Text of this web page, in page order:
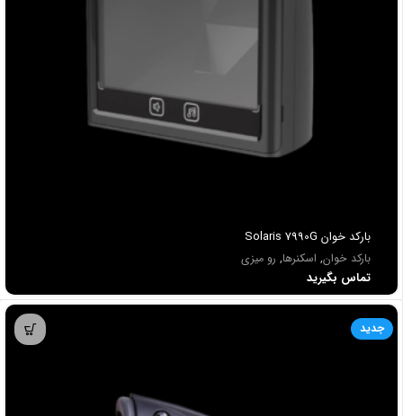
باركد خوان Solaris 7990G
بارکد خوان, اسکنرها, رو میزی
تماس بگیرید
جدید